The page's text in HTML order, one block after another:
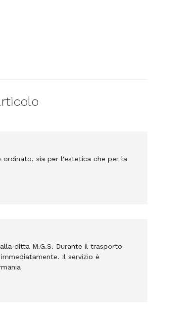
sia per l'estetica che per la
ditta M.G.S. Durante il trasporto
Il servizio è